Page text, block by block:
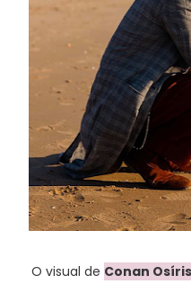
O visual de Conan Osíris